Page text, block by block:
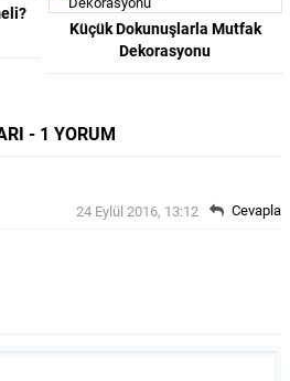
Küçük Dokunuşlarla Mutfak
Dekorasyonu
- 1 YORUM
24 Eylül 2016, 13:12 Cevapla